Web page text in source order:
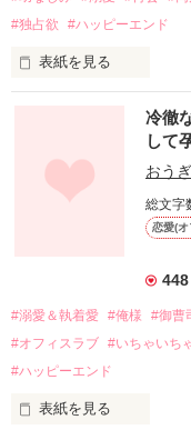
#独占欲
#ハッピーエンド
表紙を見る
幼なじみの哲平に淡
しかし、ある出来事
関係修復もできないま
引っ越すことになり、
それから約十二年後。
過去の傷から、二度と
運命のような再会を果
酔った勢いで一夜を共
さらに、美桜が初めて
冷徹
して
おう
総文字
恋愛(
448
#溺愛＆執着愛 #俺様 #御曹
#オフィスラブ #いちゃいち
#ハッピーエンド
表紙を見る